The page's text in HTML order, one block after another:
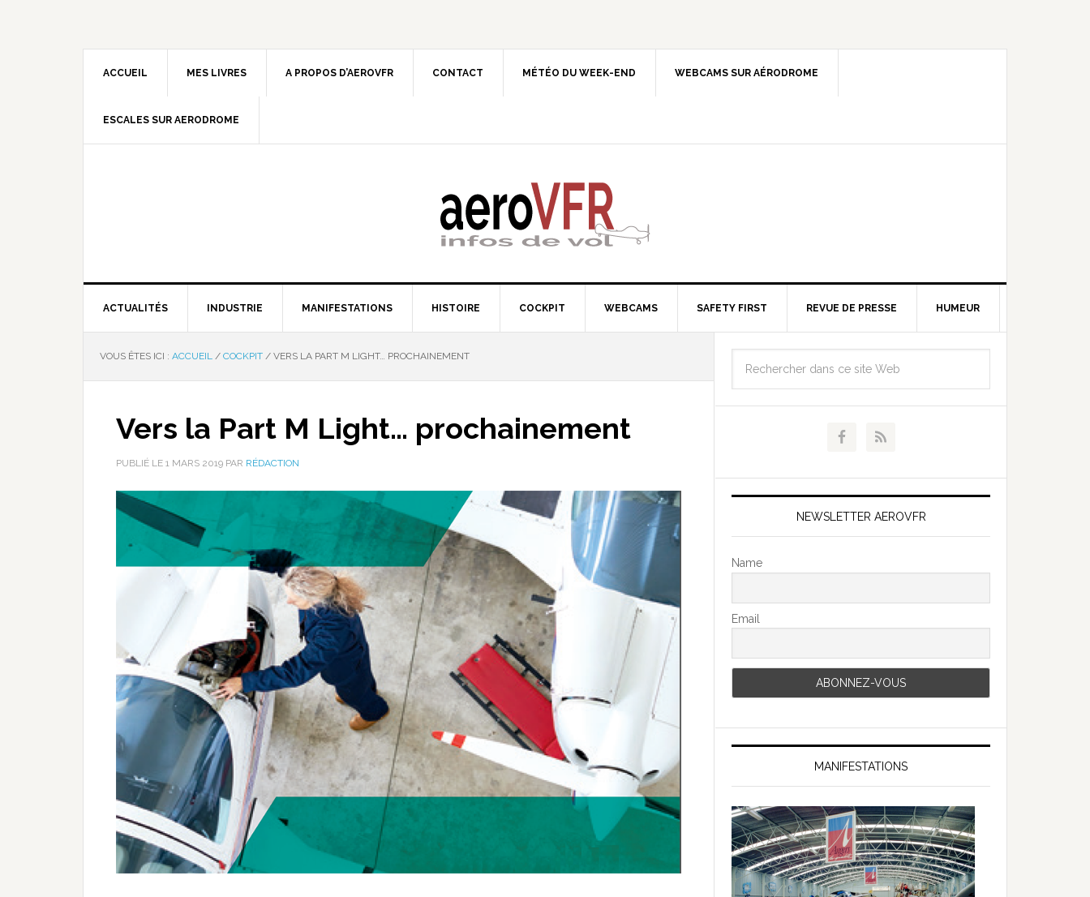
ACCUEIL MES LIVRES A PROPOS D’AEROVFR CONTACT MÉTÉO DU WEEK-END WEBCAMS SUR AÉRODROME
ESCALES SUR AERODROME
ACTUALITÉS INDUSTRIE MANIFESTATIONS HISTOIRE COCKPIT WEBCAMS SAFETY FIRST REVUE DE PRESSE HUMEUR
VOUS ÊTES ICI : ACCUEIL / COCKPIT / VERS LA PART M LIGHT… PROCHAINEMENT
Vers la Part M Light… prochainement
PUBLIÉ LE 1 MARS 2019 PAR RÉDACTION
NEWSLETTER AEROVFR
Name
Email
MANIFESTATIONS